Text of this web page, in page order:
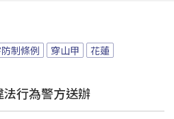
制條例 穿山甲
花蓮
行為警方送辦